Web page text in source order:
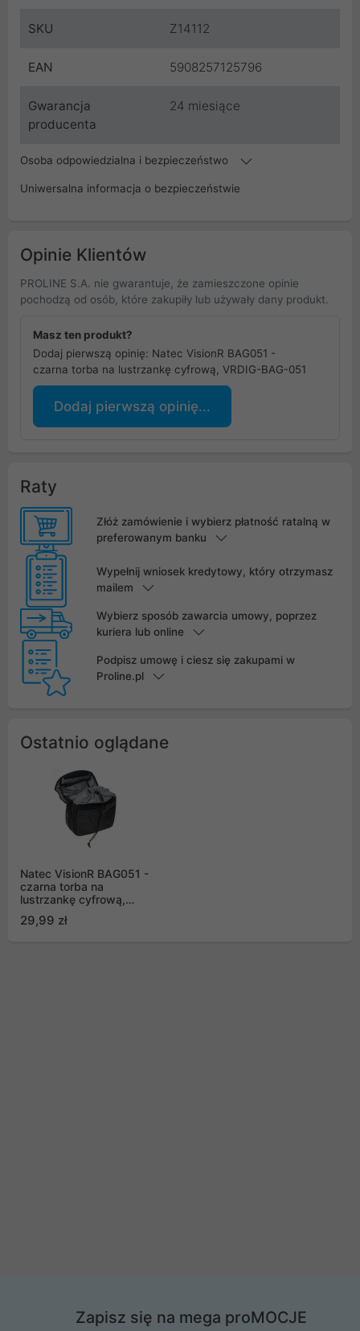
SKU Z14112
EAN 5908257125796
Gwarancja
producenta
24 miesiące
Osoba odpowiedzialna i bezpieczeństwo
Uniwersalna informacja o bezpieczeństwie
Opinie Klientów
PROLINE S.A. nie gwarantuje, że zamieszczone opinie
pochodzą od osób, które zakupiły lub używały dany produkt.
Masz ten produkt?
Dodaj pierwszą opinię: Natec VisionR BAG051 -
czarna torba na lustrzankę cyfrową, VRDIG-BAG-051
Dodaj pierwszą opinię...
Raty
Złóż zamówienie i wybierz płatność ratalną w
preferowanym banku
Wypełnij wniosek kredytowy, który otrzymasz
mailem
Wybierz sposób zawarcia umowy, poprzez
kuriera lub online
Podpisz umowę i ciesz się zakupami w
Proline.pl
Ostatnio oglądane
Natec VisionR BAG051 -
czarna torba na
lustrzankę cyfrową,
29,99 zł
Zapisz się na mega proMOCJE